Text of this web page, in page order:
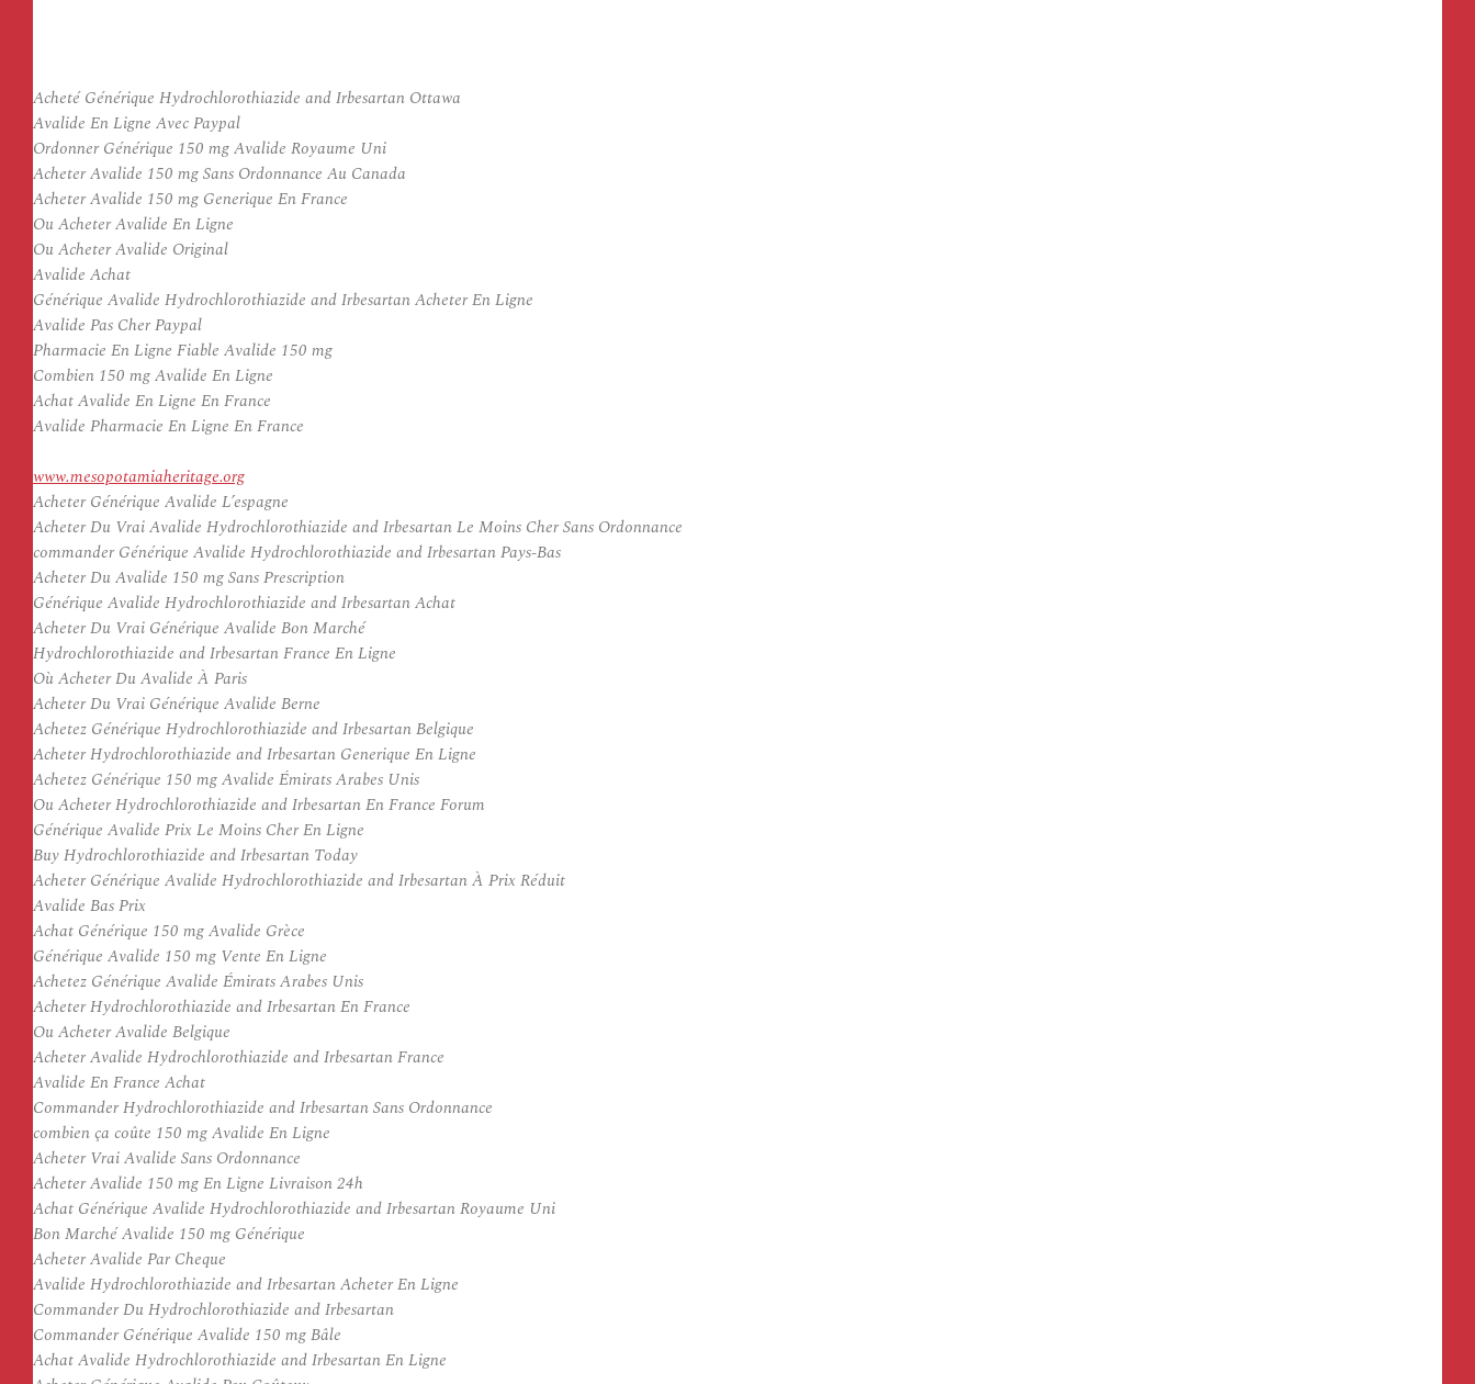
Acheté Générique Hydrochlorothiazide and Irbesartan Ottawa
Avalide En Ligne Avec Paypal
Ordonner Générique 150 mg Avalide Royaume Uni
Acheter Avalide 150 mg Sans Ordonnance Au Canada
Acheter Avalide 150 mg Generique En France
Ou Acheter Avalide En Ligne
Ou Acheter Avalide Original
Avalide Achat
Générique Avalide Hydrochlorothiazide and Irbesartan Acheter En Ligne
Avalide Pas Cher Paypal
Pharmacie En Ligne Fiable Avalide 150 mg
Combien 150 mg Avalide En Ligne
Achat Avalide En Ligne En France
Avalide Pharmacie En Ligne En France
www.mesopotamiaheritage.org
Acheter Générique Avalide L’espagne
Acheter Du Vrai Avalide Hydrochlorothiazide and Irbesartan Le Moins Cher Sans Ordonnance
commander Générique Avalide Hydrochlorothiazide and Irbesartan Pays-Bas
Acheter Du Avalide 150 mg Sans Prescription
Générique Avalide Hydrochlorothiazide and Irbesartan Achat
Acheter Du Vrai Générique Avalide Bon Marché
Hydrochlorothiazide and Irbesartan France En Ligne
Où Acheter Du Avalide À Paris
Acheter Du Vrai Générique Avalide Berne
Achetez Générique Hydrochlorothiazide and Irbesartan Belgique
Acheter Hydrochlorothiazide and Irbesartan Generique En Ligne
Achetez Générique 150 mg Avalide Émirats Arabes Unis
Ou Acheter Hydrochlorothiazide and Irbesartan En France Forum
Générique Avalide Prix Le Moins Cher En Ligne
Buy Hydrochlorothiazide and Irbesartan Today
Acheter Générique Avalide Hydrochlorothiazide and Irbesartan À Prix Réduit
Avalide Bas Prix
Achat Générique 150 mg Avalide Grèce
Générique Avalide 150 mg Vente En Ligne
Achetez Générique Avalide Émirats Arabes Unis
Acheter Hydrochlorothiazide and Irbesartan En France
Ou Acheter Avalide Belgique
Acheter Avalide Hydrochlorothiazide and Irbesartan France
Avalide En France Achat
Commander Hydrochlorothiazide and Irbesartan Sans Ordonnance
combien ça coûte 150 mg Avalide En Ligne
Acheter Vrai Avalide Sans Ordonnance
Acheter Avalide 150 mg En Ligne Livraison 24h
Achat Générique Avalide Hydrochlorothiazide and Irbesartan Royaume Uni
Bon Marché Avalide 150 mg Générique
Acheter Avalide Par Cheque
Avalide Hydrochlorothiazide and Irbesartan Acheter En Ligne
Commander Du Hydrochlorothiazide and Irbesartan
Commander Générique Avalide 150 mg Bâle
Achat Avalide Hydrochlorothiazide and Irbesartan En Ligne